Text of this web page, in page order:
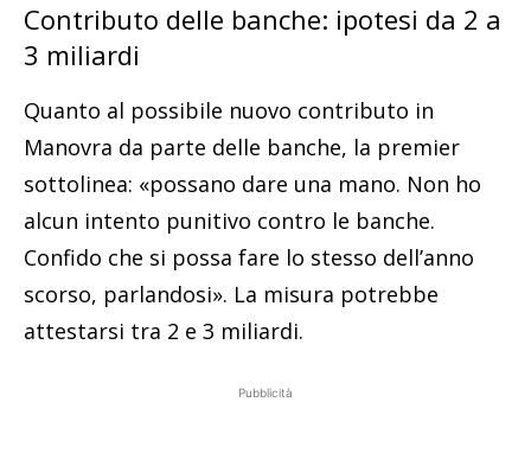
Contributo delle banche: ipotesi da 2 a
3 miliardi
Quanto al possibile nuovo contributo in
Manovra da parte delle banche, la premier
sottolinea: «possano dare una mano. Non ho
alcun intento punitivo contro le banche.
Confido che si possa fare lo stesso dell’anno
scorso, parlandosi». La misura potrebbe
attestarsi tra 2 e 3 miliardi.
Pubblicità